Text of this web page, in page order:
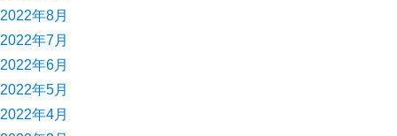
2022年8月
2022年7月
2022年6月
2022年5月
2022年4月